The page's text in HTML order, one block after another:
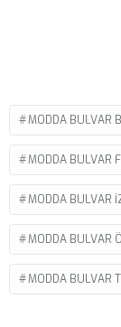
MODDA BULVAR
MODDA BULVAR
MODDA BULVAR
MODDA BULVAR
MODDA BULVAR